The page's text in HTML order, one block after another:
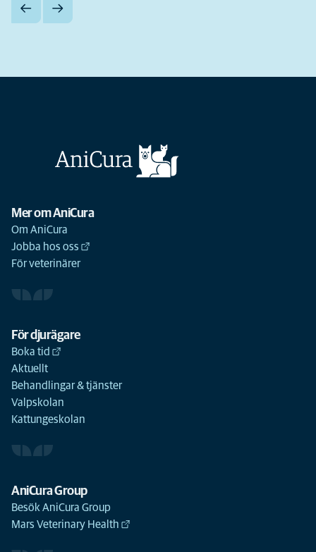
Mer om AniCura
Om AniCura
Jobba hos oss
För veterinärer
För djurägare
Boka tid
Aktuellt
Behandlingar & tjänster
Valpskolan
Kattungeskolan
AniCura Group
Besök AniCura Group
Mars Veterinary Health